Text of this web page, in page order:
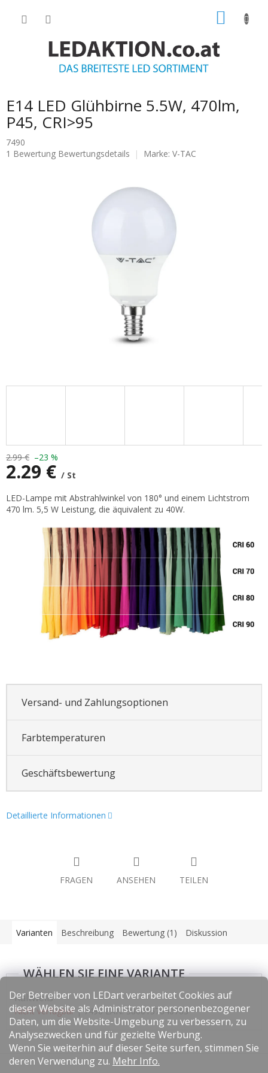
Der Betreiber von LEDart verarbeitet Cookies auf
dieser Website als Administrator personenbezogener
Daten, um die Website-Umgebung zu verbessern, zu
Analysezwecken und für gezielte Werbung.
Wenn Sie weiterhin auf dieser Seite surfen, stimmen Sie
deren Verwendung zu. Mehr Info.
E14 LED Glühbirne 5.5W, 470lm,
P45, CRI>95
7490
Die
1 Bewertung Bewertungsdetails Marke: V-TAC
2.99 € –23 %
2.29 € / St
LED-Lampe mit Abstrahlwinkel von 180° und einem Lichtstrom
470 lm. 5,5 W Leistung, die äquivalent zu 40W.
Versand- und Zahlungsoptionen
Farbtemperaturen
Geschäftsbewertung
Detaillierte Informationen
FRAGEN ANSEHEN TEILEN
Varianten Beschreibung Bewertung (1) Diskussion
Kaltweiß
Nicht verfügbar | 7490EAN: 3800157640763